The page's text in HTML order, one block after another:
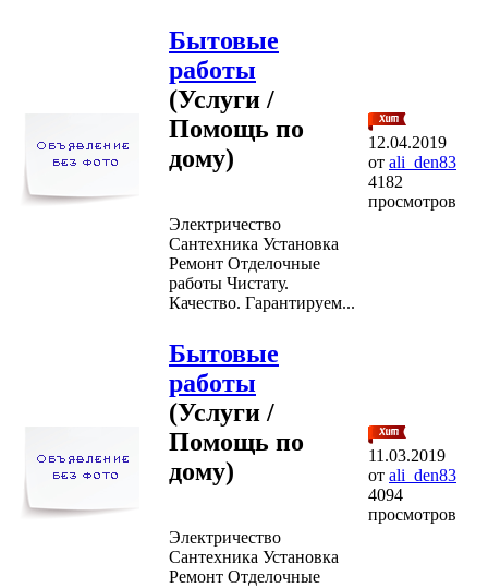
Бытовые
работы
(Услуги /
Помощь по
дому)
Электричество
Сантехника Установка
Ремонт Отделочные
работы Чистату.
Качество. Гарантируем...
12.04.2019
от ali_den83
4182
просмотров
Бытовые
работы
(Услуги /
Помощь по
дому)
Электричество
Сантехника Установка
Ремонт Отделочные
11.03.2019
от ali_den83
4094
просмотров